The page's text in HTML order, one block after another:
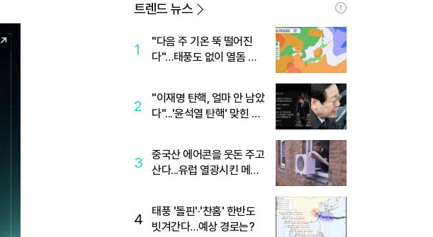
트렌드 뉴스
1
"다음 주 기온 뚝 떨어진
다"…태풍도 없이 열돔 박
2
"이재명 탄핵, 얼마 안 남았
다"...'윤석열 탄핵' 맞힌 무
3
중국산 에어콘을 웃돈 주고
산다...유럽 열광시킨 메이
4
태풍 '돌핀'·'찬홈' 한반도
빗겨간다…예상 경로는?